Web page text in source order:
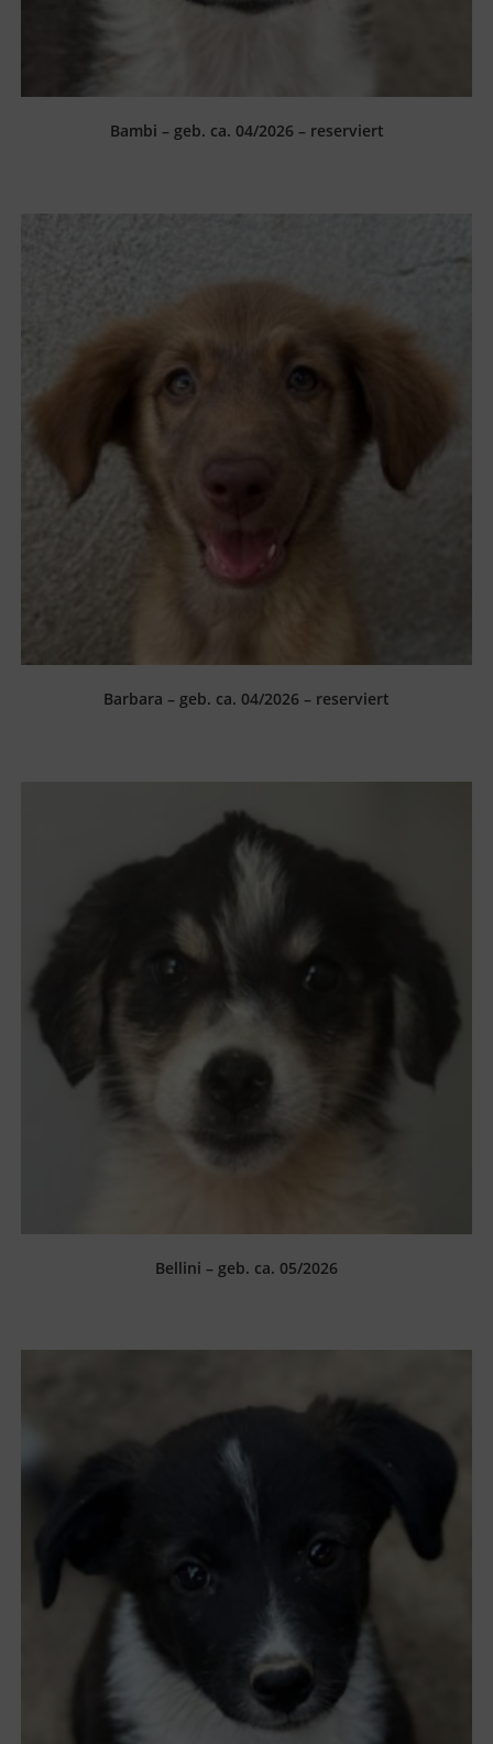
Bambi – geb. ca. 04/2026 – reserviert
Barbara – geb. ca. 04/2026 – reserviert
Bellini – geb. ca. 05/2026